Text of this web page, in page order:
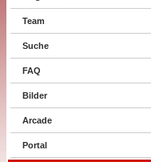
Team
Suche
FAQ
Bilder
Arcade
Portal